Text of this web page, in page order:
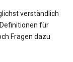
verständlich
für
Fragen dazu